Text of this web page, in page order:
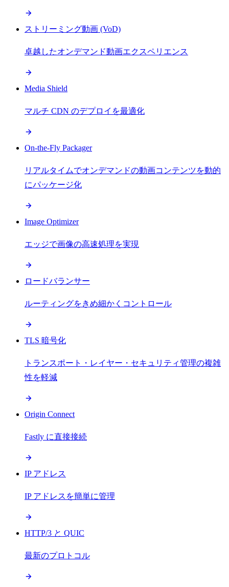
ストリーミング動画 (VoD)
卓越したオンデマンド動画エクスペリエンス
Media Shield
マルチ CDN のデプロイを最適化
On-the-Fly Packager
リアルタイムでオンデマンドの動画コンテンツを動的
にパッケージ化
Image Optimizer
エッジで画像の高速処理を実現
ロードバランサー
ルーティングをきめ細かくコントロール
TLS 暗号化
トランスポート・レイヤー・セキュリティ管理の複雑
性を軽減
Origin Connect
Fastly に直接接続
IP アドレス
IP アドレスを簡単に管理
HTTP/3 と QUIC
最新のプロトコル